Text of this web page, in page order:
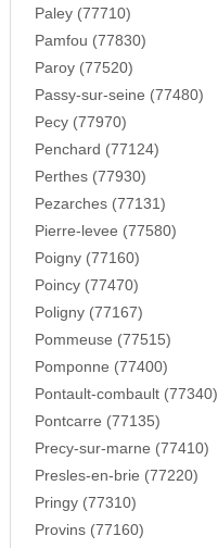
Paley (77710)
Pamfou (77830)
Paroy (77520)
Passy-sur-seine (77480)
Pecy (77970)
Penchard (77124)
Perthes (77930)
Pezarches (77131)
Pierre-levee (77580)
Poigny (77160)
Poincy (77470)
Poligny (77167)
Pommeuse (77515)
Pomponne (77400)
Pontault-combault (77340)
Pontcarre (77135)
Precy-sur-marne (77410)
Presles-en-brie (77220)
Pringy (77310)
Provins (77160)